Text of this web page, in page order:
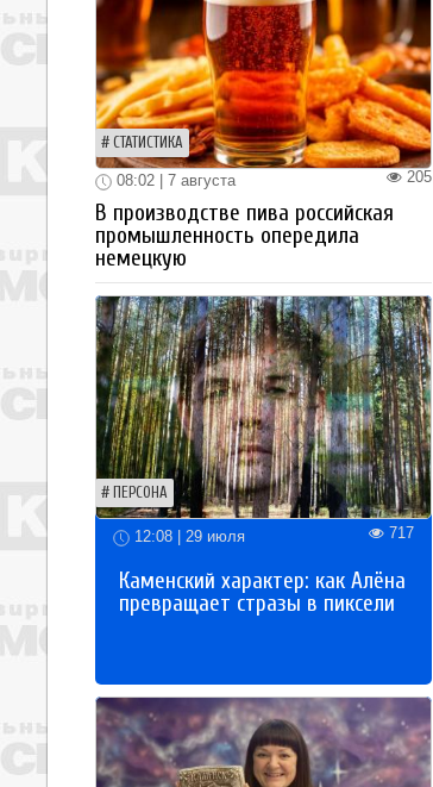
СТАТИСТИКА
205
08:02 | 7 августа
В производстве пива российская
промышленность опередила
немецкую
ПЕРСОНА
12:08 | 29 июля 717
Каменский характер: как Алёна
превращает стразы в пиксели